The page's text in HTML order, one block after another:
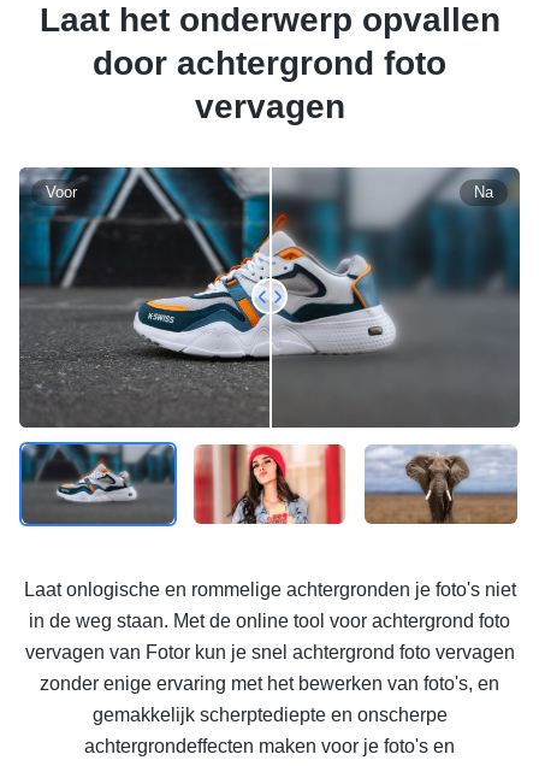
Laat het onderwerp opvallen
door achtergrond foto
vervagen
Voor Na
Laat onlogische en rommelige achtergronden je foto's niet
in de weg staan. Met de online tool voor achtergrond foto
vervagen van Fotor kun je snel achtergrond foto vervagen
zonder enige ervaring met het bewerken van foto's, en
gemakkelijk scherptediepte en onscherpe
achtergrondeffecten maken voor je foto's en